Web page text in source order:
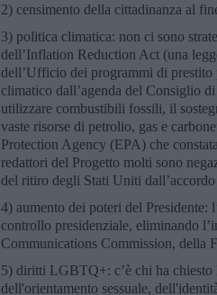
2) censimento della cittadinanza al
3) politica climatica: non ci sono
dell’Inflation Reduction Act (una
dell’Ufficio dei programmi di prestito
climatico dall’agenda del Consiglio
utilizzare combustibili fossili, il
vaste risorse di petrolio, gas e
Protection Agency (EPA) che
redattori del Progetto molti sono
del ritiro degli Stati Uniti
4) aumento dei poteri del
controllo presidenziale, eliminando
Communications Commission, della
5) diritti LGBTQ+: c’è chi ha chiesto
dell'orientamento sessuale,